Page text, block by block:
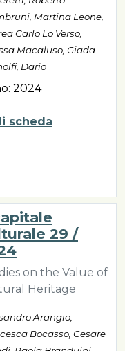
Martina Leone,
Carlo Lo Verso,
Macaluso, Giada
Dario
2024
scheda
29 /
on the Value of
Heritage
Arangio,
Bocasso, Cesare